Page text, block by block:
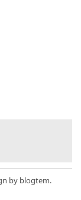
by blogtem.